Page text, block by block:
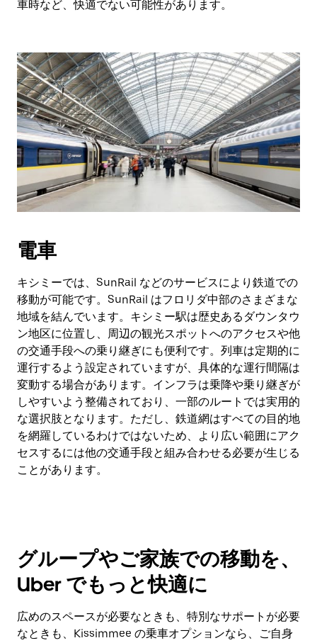
車時など、快適でない可能性があります。
電車
キシミーでは、SunRail などのサービスにより鉄道での
移動が可能です。SunRail はフロリダ中部のさまざまな
地域を結んでいます。キシミー駅は歴史あるダウンタウ
ン地区に位置し、周辺の観光スポットへのアクセスや他
の交通手段への乗り継ぎにも便利です。列車は定期的に
運行するよう設定されていますが、具体的な運行間隔は
変動する場合があります。インフラは乗降や乗り継ぎが
しやすいよう整備されており、一部のルートでは実用的
な選択肢となります。ただし、鉄道網はすべての目的地
を網羅しているわけではないため、より広い範囲にアク
セスするには他の交通手段と組み合わせる必要が生じる
ことがあります。
グループやご家族での移動を、
Uber でもっと快適に
広めのスペースが必要なときも、特別なサポートが必要
なときも、Kissimmee の乗車オプションなら、ご自身